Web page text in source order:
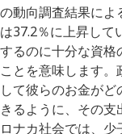
の動向調査結果によ
は37.2％に上昇して
するのに十分な資格
ことを意味します
して彼らのお金が
きるように、その
ロナカ社会では、